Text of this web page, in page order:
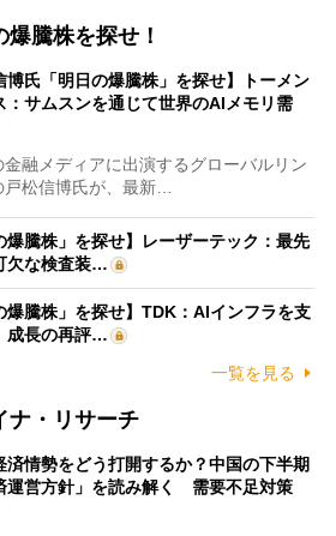
騰株を探せ！
博氏「明日の爆騰株」を探せ】トーメン
：サムスンを通じて世界のAIメモリ需
融メディアに出演するグローバルリン
松信博氏が、最新…
爆騰株」を探せ】レーザーテック：最先
欠な検査装…
爆騰株」を探せ】TDK：AIインフラを支
成長の再評…
一覧を見る
ナ・リサーチ
済情勢をどう打開するか？中国の下半期
運営方針」を読み解く 需要不足対策